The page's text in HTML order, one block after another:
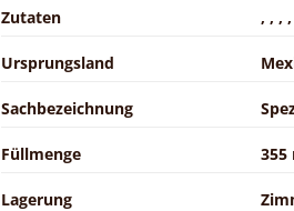
Zutaten , , ,
Ursprungsland
Sachbezeichnung
Füllmenge 355
Lagerung